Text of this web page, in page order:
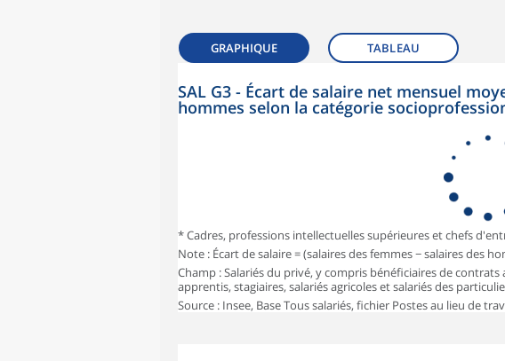
GRAPHIQUE TABLEAU
SAL G3 - Écart de salaire net mensuel
hommes selon la catégorie
* Cadres, professions intellectuelles supérieures et chefs
Note : Écart de salaire = (salaires des femmes − salaires des
Champ : Salariés du privé, y compris bénéficiaires de
apprentis, stagiaires, salariés agricoles et salariés des
Source : Insee, Base Tous salariés, fichier Postes au lieu de